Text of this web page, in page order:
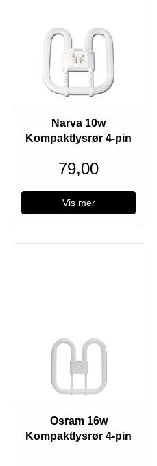
Utsolgt
Narva 10w
Kompaktlysrør 4-pin
79,00
Vis mer
Osram 16w
Kompaktlysrør 4-pin